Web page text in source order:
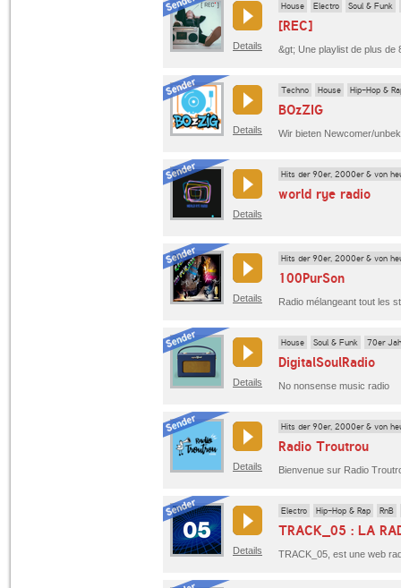
Details
House Electro Soul & Funk
[REC]
Details
Techno House Hip-Hop &
BOzZIG
Details
Hits der 90er, 2000er & von
world rye radio
Details
Hits der 90er, 2000er & von
100PurSon
Details
House Soul & Funk 70er
DigitalSoulRadio
No nonsense music radio
Details
Hits der 90er, 2000er & von
Radio Troutrou
Details
Electro Hip-Hop & Rap RnB
TRACK_05 : LA